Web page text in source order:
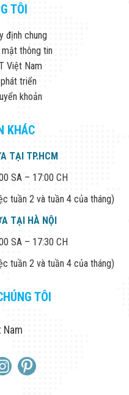
TÔI
định chung
thông tin
Việt Nam
triển
khoản
KHÁC
TẠI TP.HCM
SA – 17:00 CH
tuần 2 và tuần 4 của tháng)
TẠI HÀ NỘI
SA – 17:30 CH
tuần 2 và tuần 4 của tháng)
TÔI
Nam